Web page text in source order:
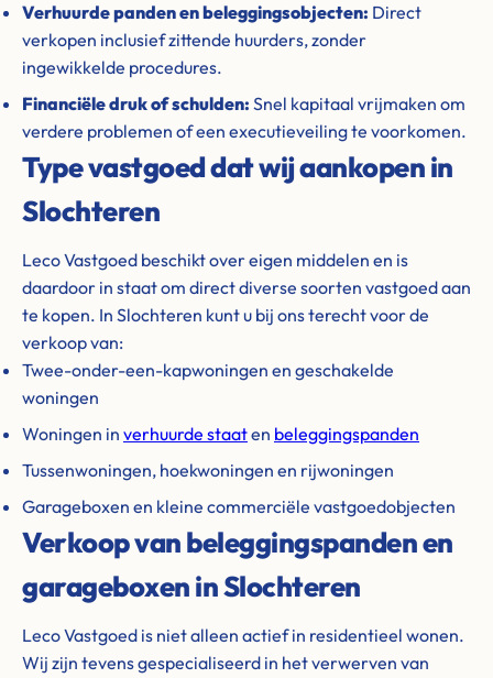
Verhuurde panden en beleggingsobjecten: Direct
verkopen inclusief zittende huurders, zonder
ingewikkelde procedures.
Financiële druk of schulden: Snel kapitaal vrijmaken om
verdere problemen of een executieveiling te voorkomen.
Type vastgoed dat wij aankopen in
Slochteren
Leco Vastgoed beschikt over eigen middelen en is
daardoor in staat om direct diverse soorten vastgoed aan
te kopen. In Slochteren kunt u bij ons terecht voor de
verkoop van:
Twee-onder-een-kapwoningen en geschakelde
woningen
Woningen in verhuurde staaten beleggingspanden
Tussenwoningen, hoekwoningen en rijwoningen
Garageboxen en kleine commerciële vastgoedobjecten
Verkoop van beleggingspanden en
garageboxen in Slochteren
Leco Vastgoed is niet alleen actief in residentieel wonen.
Wij zijn tevens gespecialiseerd in het verwerven van